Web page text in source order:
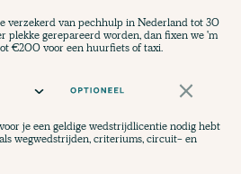
verzekerd van pechhulp in Nederland tot 30
plekke gerepareerd worden, dan fixen we 'm
€200 voor een huurfiets of taxi.
je een geldige wedstrijdlicentie nodig hebt
wegwedstrijden, criteriums, circuit- en